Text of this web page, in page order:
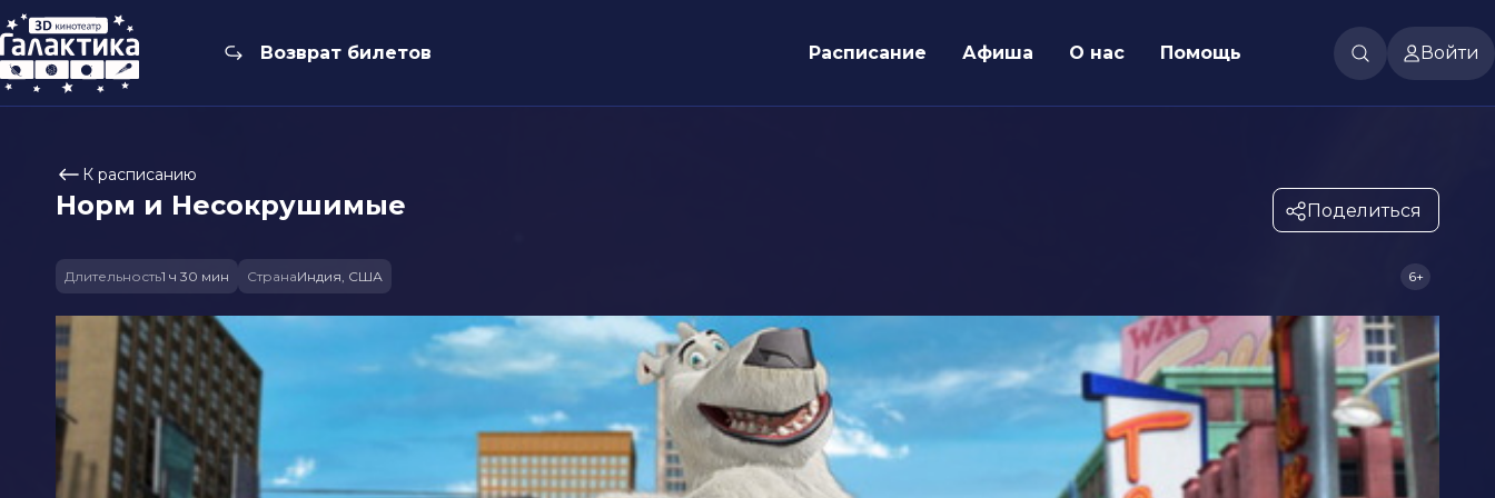
Возврат билетов Расписание Афиша О нас Помощь Войти
К расписанию
Норм и Несокрушимые Поделиться
Длительность1 ч 30 мин СтранаИндия, США 6+